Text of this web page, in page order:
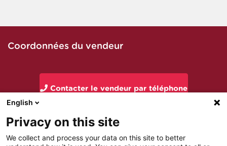
Coordonnées du vendeur
Contacter le vendeur par téléphone
English
Privacy on this site
We collect and process your data on this site to better